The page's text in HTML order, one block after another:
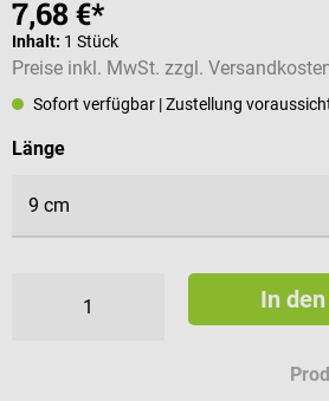
7,68 €*
Inhalt: 1 Stück
Preise inkl. MwSt. zzgl.
Sofort verfügbar | Zustellung
Längeauswählen
In